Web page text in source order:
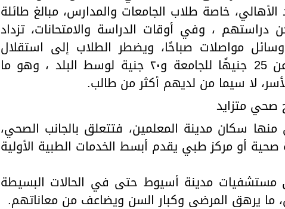
خاصة طلاب الجامعات والمدارس، مبالغ طائلة
، وفي أوقات الدراسة والامتحانات، تزداد
مواصلات صباحًا، ويضطر الطلاب إلى استقلال
سيارات الأجرة بتكلفة لا تقل عن 25 جنيهًا للجامعة و٢٠ جنية لوسط البلد ، وهو ما
لا سيما من لديهم أكثر من طالب.
صحي متزايد
منها سكان مدينة المعلمين، فتتعلق بالجانب الصحي،
أو مركز طبي يقدم أبسط الخدمات الطبية الأولية
مستشفيات مدينة أسيوط حتى في الحالات البسيطة
يرهق المرضى وكبار السن ويضاعف من معاناتهم.